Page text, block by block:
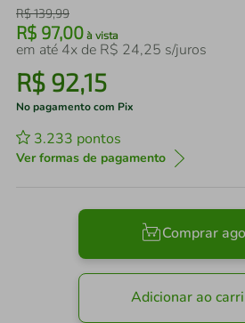
R$139,99
R$ 97,00 à vista
em até 4x de R$ 24,25 s/juros
R$ 92,15
No pagamento com Pix
3.233 pontos
Ver formas de pagamento
Comprar
Adicionar ao